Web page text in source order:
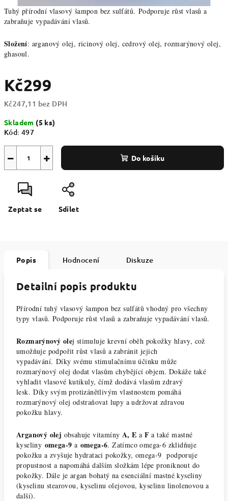
Tuhý přírodní vlasový šampon bez sulfátů. Podporuje růst vlasů a
zabraňuje vypadávání vlasů.
Složení: arganový olej, ricinový olej, cedrový olej, rozmarýnový olej,
ghasoul.
Kč299
Kč247,11 bez DPH
cena:
Skladem (5 ks)
Kód: 497
+
− Do košíku
Zeptat se Sdílet
Popis Hodnocení Diskuze
Detailní popis produktu
Přírodní tuhý vlasový šampon bez sulfátů vhodný pro všechny
typy vlasů. Podporuje růst vlasů a zabraňuje vypadávání vlasů.
Rozmarýnový olej stimuluje krevní oběh pokožky hlavy, což
umožňuje podpořit růst vlasů a zabránit jejich
vypadávání. Díky svému stimulačnímu účinku může
rozmarýnový olej dodat vlasům chybějící objem. Dokáže také
vyhladit vlasové kutikuly, čímž dodává vlasům zdravý
lesk.Díky svým protizánětlivým vlastnostem pomáhá
rozmarýnový olej odstraňovat lupy a udržovat zdravou
pokožku hlavy.
Arganový olej obsahuje vitamíny A, E a F a také mastné
kyseliny omega-9 a omega-6. Zatímco omega-6 zklidňuje
pokožku a zvyšuje hydrataci pokožky, omega-9 podporuje
propustnost a napomáhá dalším složkám lépe proniknout do
pokožky. Dále je argan bohatý na esenciální mastné kyseliny
(kyselinu stearovou, kyselinu olejovou, kyselinu linolenovou a
další).